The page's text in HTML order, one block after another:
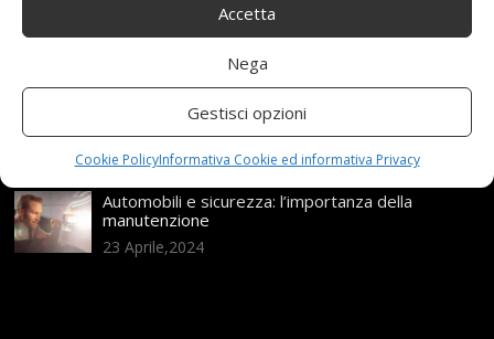
Accetta
Nega
Gestisci opzioni
Cookie PolicyInformativa Cookie ed informativa Privacy
25 Novembre,2024
Automobili e sicurezza: l’importanza della
manutenzione
23 Aprile,2024